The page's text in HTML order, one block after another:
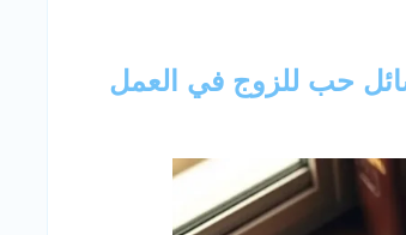
حب للزوج في العمل